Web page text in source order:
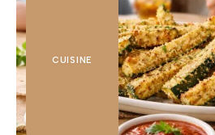
CUISINE